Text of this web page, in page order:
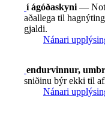
í ágóðaskyni —
aðallega til
gjaldi.
Nánari
endurvinnur,
sniðinu býr ekki til
Nánari